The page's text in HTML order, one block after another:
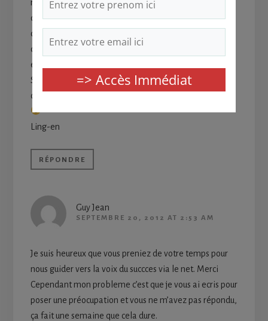
moi j’ai un blog sur le blogging. Les gens voient mes
compétences et comme je propose aussi un service
d’installation de blog, ils me font confiance. Je peux
donc ainsi gagner entre 150 et 250€ par client pour
environ 4-8 heures
Si vous avez des compétences techniques, vous savez
ce qu’il vous reste à faire
Ling-en
RÉPONDRE
Guy Jean
SEPTEMBRE 20, 2012 AT 2:53 AM
Je suis heureux que vous preniez de votre temps pour
nous guider vers la voix du succces via le net. Merci
Cependant mon probleme c’est que je vous ai ecris pour
poser une préocupation et vous ne m’avez pas répondu,
ça fait une semaine que cela dure.